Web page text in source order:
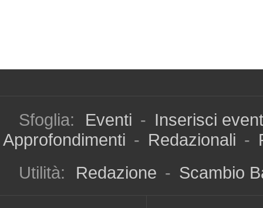
Sfoglia: Eventi - Inserisci
Approfondimenti - Redazionali -
Utilità:
Redazione - Scambio